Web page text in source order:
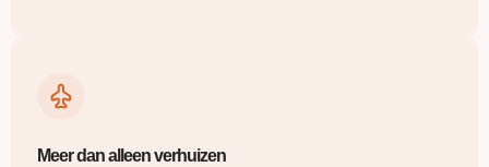
Meer dan alleen verhuizen